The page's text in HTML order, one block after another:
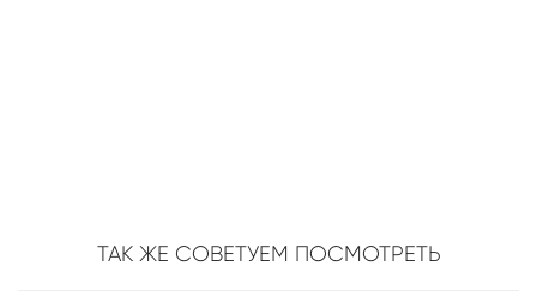
ТАК ЖЕ СОВЕТУЕМ ПОСМОТРЕТЬ